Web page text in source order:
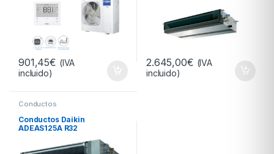
901,45€ (IVA
incluido)
2.645,00€ (IVA
incluido)
Conductos
Conductos Daikin
ADEAS125A R32